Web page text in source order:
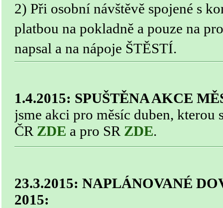
2) Při osobní návštěvě spojené s
platbou na pokladně a pouze na
napsal a na nápoje ŠTĚSTÍ.
1.4.2015: SPUŠTĚNA AKCE
jsme akci pro měsíc duben, kterou
ČR ZDE a pro SR ZDE.
23.3.2015: NAPLÁNOVANÉ
2015: